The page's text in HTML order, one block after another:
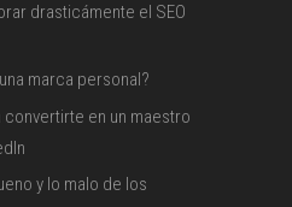
drasticámente el SEO
marca personal?
en un maestro
y lo malo de los